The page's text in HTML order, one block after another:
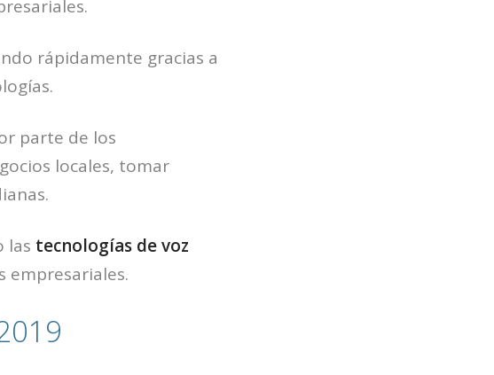
rápidamente gracias a
parte de los
locales, tomar
las tecnologías de voz
empresariales.